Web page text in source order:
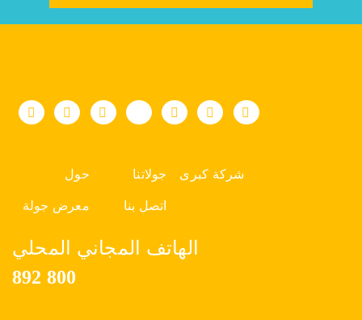
حول جولاتنا شركة كبرى
معرض جولة اتصل بنا
الهاتف المجاني المحلي
800 892